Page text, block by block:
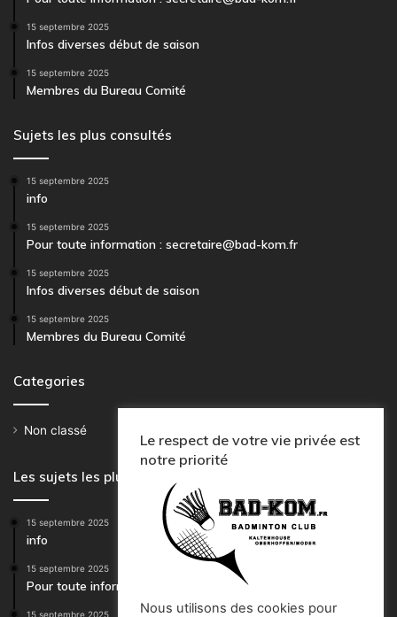
15 septembre 2025
Infos diverses début de saison
15 septembre 2025
Membres du Bureau Comité
Sujets les plus consultés
15 septembre 2025
info
15 septembre 2025
Pour toute information : secretaire@bad-kom.fr
15 septembre 2025
Infos diverses début de saison
15 septembre 2025
Membres du Bureau Comité
Categories
Non classé
Les sujets les plus en vue
15 septembre 2025
info
15 septembre 2025
Pour toute information : secretaire@bad-kom.fr
15 septembre 2025
Le respect de votre vie privée est
notre priorité
Nous utilisons des cookies pour